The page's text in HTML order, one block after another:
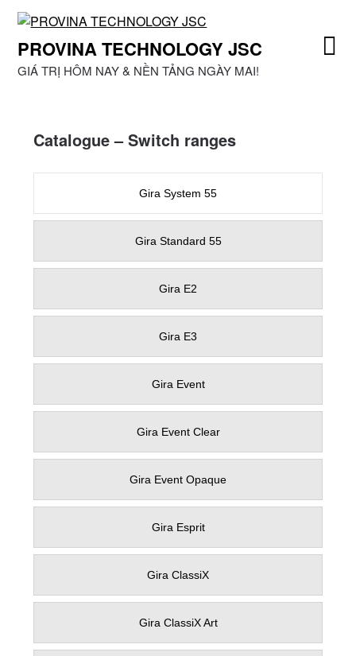
Skip
contentPROVINA TECHNOLOGY JSC
GIÁ TRỊ HÔM NAY & NỀN TẢNG NGÀY MAI!
Catalogue – Switch ranges
Gira System 55
Gira Standard 55
Gira E2
Gira E3
Gira Event
Gira Event Clear
Gira Event Opaque
Gira Esprit
Gira ClassiX
Gira ClassiX Art